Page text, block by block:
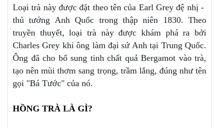
Loại trà này được đặt theo tên của Earl Grey đệ nhị -
thủ tướng Anh Quốc trong thập niên 1830. Theo
truyền thuyết, loại trà này được khám phá ra bởi
Charles Grey khi ông làm đại sứ Anh tại Trung Quốc.
Ông đã cho bổ sung tinh chất quả Bergamot vào trà,
tạo nên mùi thơm sang trọng, trầm lắng, đúng như tên
gọi "Bá Tước" của nó.
HỒNG TRÀ LÀ GÌ?